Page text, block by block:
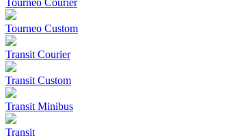
Tourneo Courier
Tourneo Custom
Transit Courier
Transit Custom
Transit Minibus
Transit